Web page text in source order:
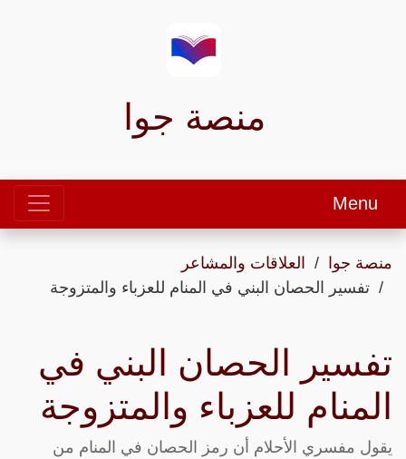
منصة جوا
Menu
منصة جوا
العلاقات والمشاعر
تفسير الحصان البني في المنام للعزباء والمتزوجة
تفسير الحصان البني في
المنام للعزباء والمتزوجة
يقول مفسري الأحلام أن رمز الحصان في المنام من